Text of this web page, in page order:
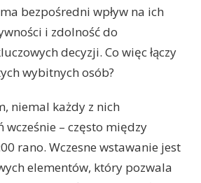
bezpośredni wpływ na ich
i zdolność do
decyzji. Co więc łączy
wybitnych osób?
niemal każdy z nich
wcześnie – często między
rano. Wczesne wstawanie jest
elementów, który pozwala